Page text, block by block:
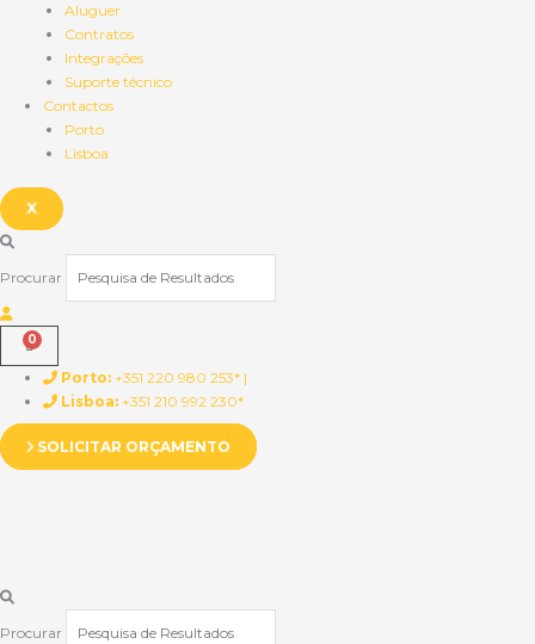
Aluguer
Contratos
Integrações
Suporte técnico
Contactos
Porto
Lisboa
X
Procurar
Porto: +351 220 980 253* |
Lisboa: +351 210 992 230*
SOLICITAR ORÇAMENTO
Procurar